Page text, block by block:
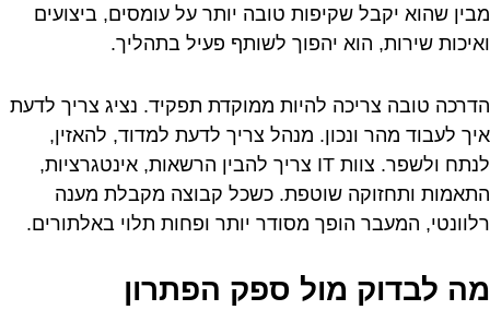
מבין שהוא יקבל שקיפות טובה יותר על עומסים, ביצועים
ואיכות שירות, הוא יהפוך לשותף פעיל בתהליך.
הדרכה טובה צריכה להיות ממוקדת תפקיד. נציג צריך לדעת
איך לעבוד מהר ונכון. מנהל צריך לדעת למדוד, להאזין,
לנתח ולשפר. צוות IT צריך להבין הרשאות, אינטגרציות,
התאמות ותחזוקה שוטפת. כשכל קבוצה מקבלת מענה
רלוונטי, המעבר הופך מסודר יותר ופחות תלוי באלתורים.
מה לבדוק מול ספק הפתרון